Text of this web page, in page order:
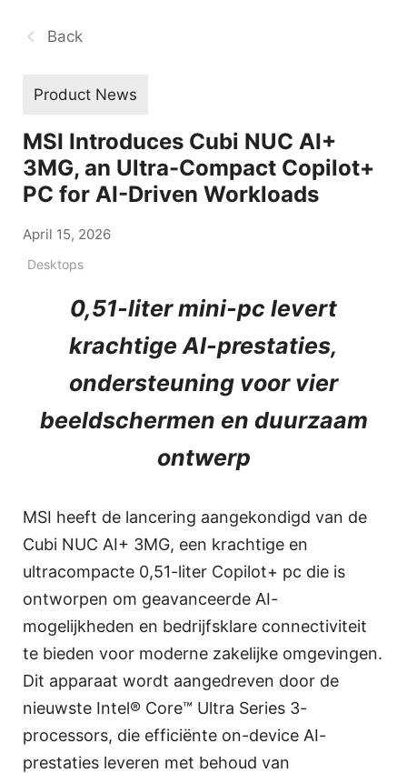
Back
Product News
MSI Introduces Cubi NUC AI+
3MG, an Ultra-Compact Copilot+
PC for AI-Driven Workloads
April 15, 2026
Desktops
0,51-liter mini-pc levert
krachtige AI-prestaties,
ondersteuning voor vier
beeldschermen en duurzaam
ontwerp
MSI heeft de lancering aangekondigd van de
Cubi NUC AI+ 3MG, een krachtige en
ultracompacte 0,51-liter Copilot+ pc die is
ontworpen om geavanceerde AI-
mogelijkheden en bedrijfsklare connectiviteit
te bieden voor moderne zakelijke omgevingen.
Dit apparaat wordt aangedreven door de
nieuwste Intel® Core™ Ultra Series 3-
processors, die efficiënte on-device AI-
prestaties leveren met behoud van